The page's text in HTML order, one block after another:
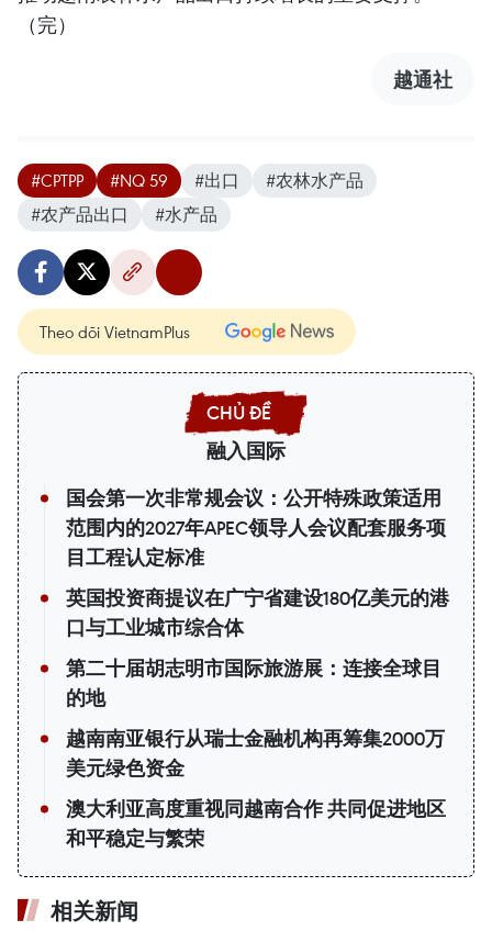
（完）
越通社
#CPTPP #NQ 59 #出口
#农林水产品
#农产品出口
#水产品
Theo dõi VietnamPlus
融入国际
国会第一次非常规会议：公开特殊政策适用
范围内的2027年APEC领导人会议配套服务项
目工程认定标准
英国投资商提议在广宁省建设180亿美元的港
口与工业城市综合体
第二十届胡志明市国际旅游展：连接全球目
的地
越南南亚银行从瑞士金融机构再筹集2000万
美元绿色资金
澳大利亚高度重视同越南合作 共同促进地区
和平稳定与繁荣
相关新闻